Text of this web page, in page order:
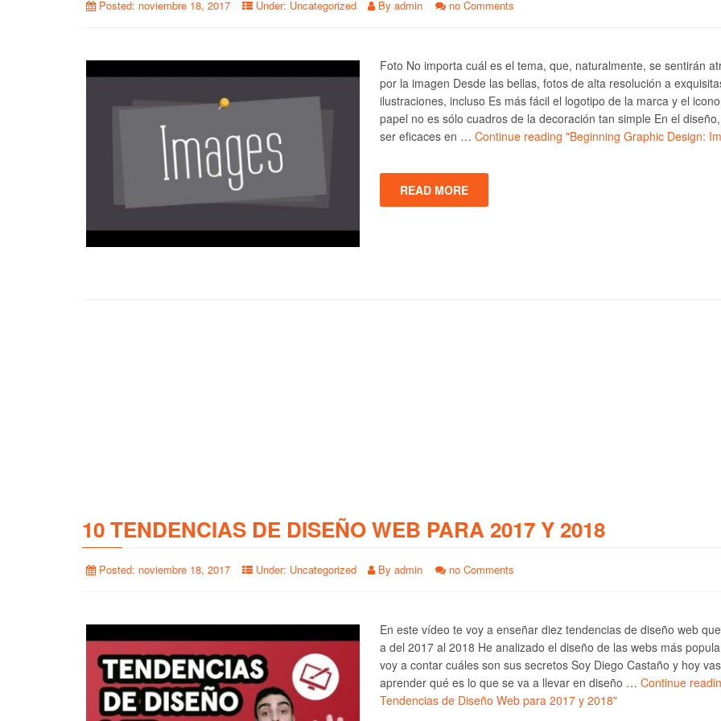
Posted: noviembre 18, 2017 Under: Uncategorized By admin no Comments
Foto No importa cuál es el tema, que, naturalmente, se sentirán
por la imagen Desde las bellas, fotos de alta resolución a
ilustraciones, incluso Es más fácil el logotipo de la marca y el
papel no es sólo cuadros de la decoración tan simple En el
ser eficaces en … Continue reading "Beginning Graphic Design:
READ MORE
10 TENDENCIAS DE DISEÑO WEB PARA 2017 Y 2018
Posted: noviembre 18, 2017 Under: Uncategorized By admin no Comments
En este vídeo te voy a enseñar diez tendencias de diseño web
a del 2017 al 2018 He analizado el diseño de las webs más
voy a contar cuáles son sus secretos Soy Diego Castaño y hoy
aprender qué es lo que se va a llevar en diseño … Continue
Tendencias de Diseño Web para 2017 y 2018"